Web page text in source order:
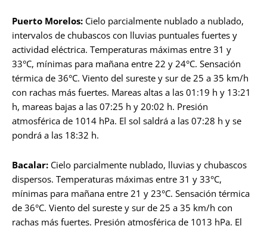
Puerto Morelos: Cielo parcialmente nublado a nublado,
intervalos de chubascos con lluvias puntuales fuertes y
actividad eléctrica. Temperaturas máximas entre 31 y
33°C, mínimas para mañana entre 22 y 24°C. Sensación
térmica de 36°C. Viento del sureste y sur de 25 a 35 km/h
con rachas más fuertes. Mareas altas a las 01:19 h y 13:21
h, mareas bajas a las 07:25 h y 20:02 h. Presión
atmosférica de 1014 hPa. El sol saldrá a las 07:28 h y se
pondrá a las 18:32 h.
Bacalar: Cielo parcialmente nublado, lluvias y chubascos
dispersos. Temperaturas máximas entre 31 y 33°C,
mínimas para mañana entre 21 y 23°C. Sensación térmica
de 36°C. Viento del sureste y sur de 25 a 35 km/h con
rachas más fuertes. Presión atmosférica de 1013 hPa. El